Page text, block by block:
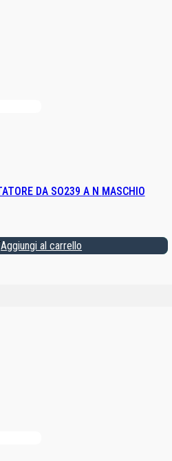
CONNETTORE ADATTATORE DA SO239 A N MASCHIO
Aggiungi al carrello